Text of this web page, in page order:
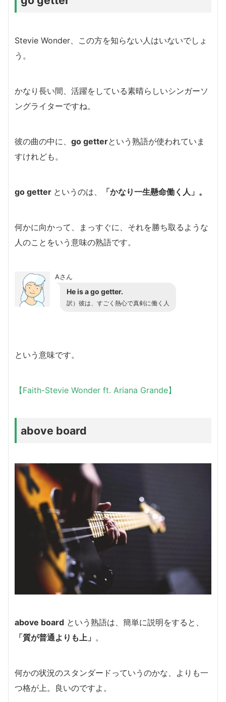
Stevie Wonder、この方を知らない人はいないでしょ
う。
かなり長い間、活躍をしている素晴らしいシンガーソ
ングライターですね。
彼の曲の中に、 go getterという熟語が使われていま
すけれども。
go getter というのは、 「かなり一生懸命働く人」。
何かに向かって、まっすぐに、それを勝ち取るような
人のことをい う意味の熟語です。
Aさん
He is a go getter.
訳）彼は、すごく熱心で真剣に働く人
という意味です。
【Faith-Stevie Wonder ft. Ariana Grande】
above board
above board という熟語は、簡単に説明をすると、
「質が普通よりも上」 。
何かの状況のスタンダードっていうのかな、よりも一
つ格が上。良いのですよ。